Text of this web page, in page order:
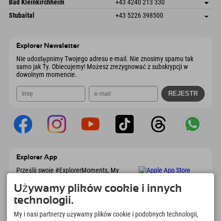
6441 Umhausen
Austria
Informacje o przyjeździe
Książka
Bad Kleinkirchheim +43 4240 213 330
Dorfstraße 24
Zapisz adres
Stubaital +43 5226 398500
Explorer Newsletter
Nie udostępnimy Twojego adresu e-mail. Nie znosimy spamu tak
samo jak Ty. Obiecujemy! Możesz zrezygnować z subskrypcji w
dowolnym momencie.
Explorer App
Prześlij swoje #ExplorerMoments, My
marzeń, przeglądem restauracji i wieloma
innymi. Pobierz teraz!
Używamy plików cookie i innych
technologii.
My i nasi partnerzy używamy plików cookie i podobnych technologii,